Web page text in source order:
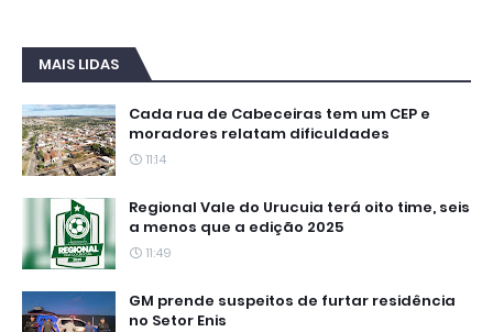
MAIS LIDAS
Cada rua de Cabeceiras tem um CEP e
moradores relatam dificuldades
11:14
Regional Vale do Urucuia terá oito time, seis
a menos que a edição 2025
11:49
GM prende suspeitos de furtar residência
no Setor Enis